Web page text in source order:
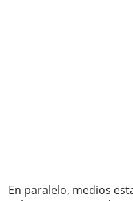
En paralelo, medios